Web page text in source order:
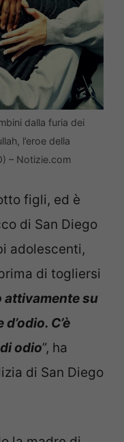
dalla furia dei
l’eroe della
– Notizie.com
figli, ed è
di San Diego
adolescenti,
di togliersi
attivamente su
C’è
odio”, ha
di San Diego